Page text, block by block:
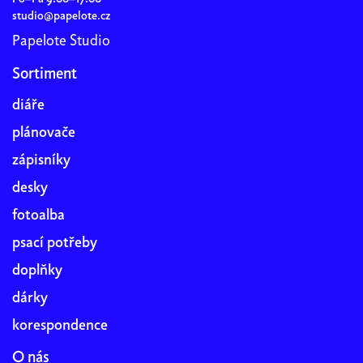
studio@papelote.cz
Papelote Studio
Sortiment
diáře
plánovače
zápisníky
desky
fotoalba
psací potřeby
doplňky
dárky
korespondence
O nás